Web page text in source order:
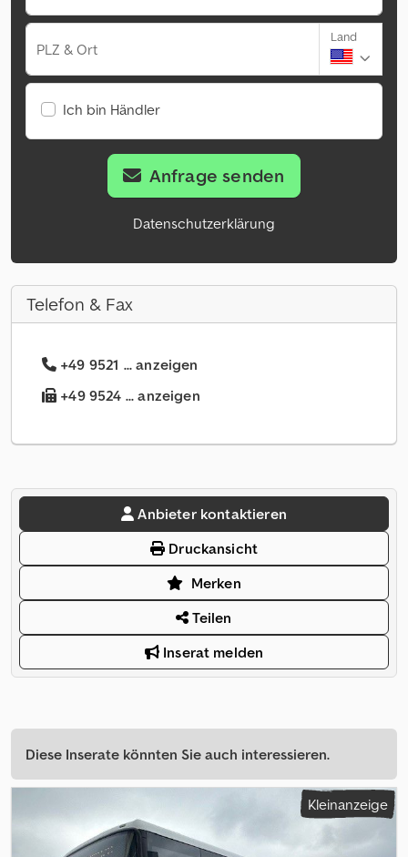
PLZ & Ort
Land
Ich bin Händler
Anfrage senden
Datenschutzerklärung
Telefon & Fax
+49 9521 ... anzeigen
+49 9524 ... anzeigen
Anbieter kontaktieren
Druckansicht
Merken
Teilen
Inserat melden
Diese Inserate könnten Sie auch interessieren.
Kleinanzeige